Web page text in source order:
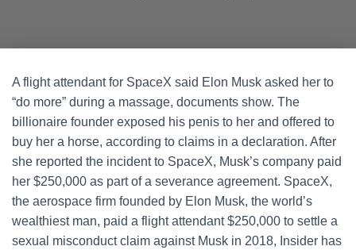
A flight attendant for SpaceX said Elon Musk asked her to
“do more” during a massage, documents show. The
billionaire founder exposed his penis to her and offered to
buy her a horse, according to claims in a declaration. After
she reported the incident to SpaceX, Musk’s company paid
her $250,000 as part of a severance agreement. SpaceX,
the aerospace firm founded by Elon Musk, the world’s
wealthiest man, paid a flight attendant $250,000 to settle a
sexual misconduct claim against Musk in 2018, Insider has